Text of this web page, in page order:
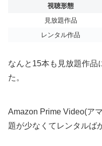
視聴形態
見放題作品
レンタル作品
なんと15本も見放題作品
た。
Amazon Prime Video(ア
題が少なくてレンタルば